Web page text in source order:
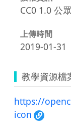
CC0 1.0 公
上傳時間
2019-01-31
教學資源檔
https://
icon